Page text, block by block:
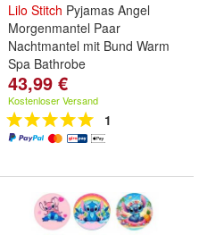
Lilo Stitch Pyjamas Angel
Morgenmantel Paar
Nachtmantel mit Bund Warm
Spa Bathrobe
43,99 €
Kostenloser Versand
1